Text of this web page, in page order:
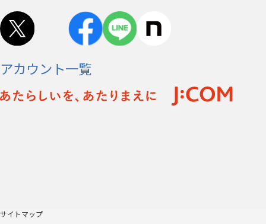
アカウント一覧
サイトマップ